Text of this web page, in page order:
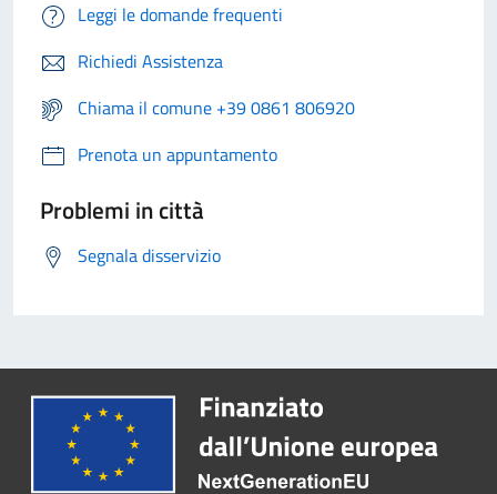
Leggi le domande frequenti
Richiedi Assistenza
Chiama il comune +39 0861 806920
Prenota un appuntamento
Problemi in città
Segnala disservizio